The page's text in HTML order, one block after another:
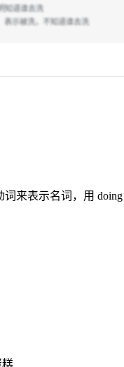
道谁去洗
被洗，不知道谁去洗
词来表示名词，用 doing
糕